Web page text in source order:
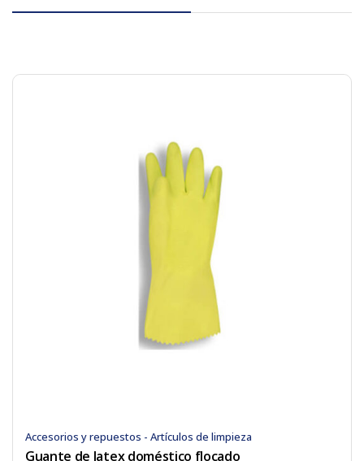
Accesorios y repuestos - Artículos de limpieza
Guante de latex doméstico flocado